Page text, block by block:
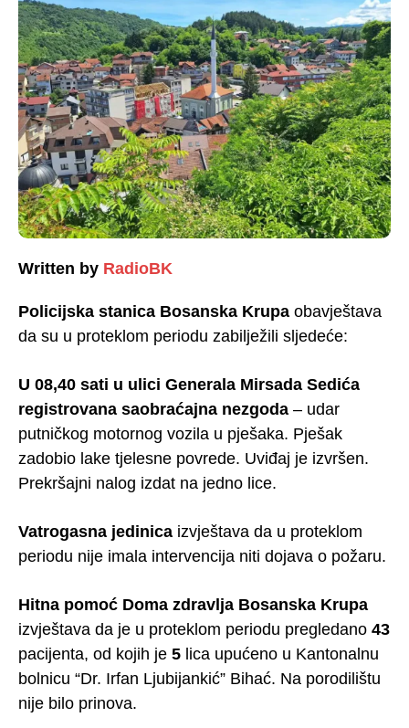
Written by RadioBK
Policijska stanica Bosanska Krupa obavještava
da su u proteklom periodu zabilježili sljedeće:
U 08,40 sati u ulici Generala Mirsada Sedića
registrovana saobraćajna nezgoda – udar
putničkog motornog vozila u pješaka. Pješak
zadobio lake tjelesne povrede. Uviđaj je izvršen.
Prekršajni nalog izdat na jedno lice.
Vatrogasna jedinica izvještava da u proteklom
periodu nije imala intervencija niti dojava o požaru.
Hitna pomoć Doma zdravlja Bosanska Krupa
izvještava da je u proteklom periodu pregledano 43
pacijenta, od kojih je 5 lica upućeno u Kantonalnu
bolnicu “Dr. Irfan Ljubijankić” Bihać. Na porodilištu
nije bilo prinova.